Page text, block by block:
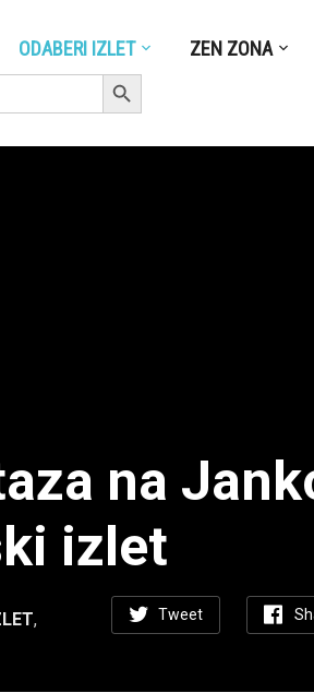
ODABERI IZLET ZEN ZONA
Search Button
na
izlet
Tweet
,